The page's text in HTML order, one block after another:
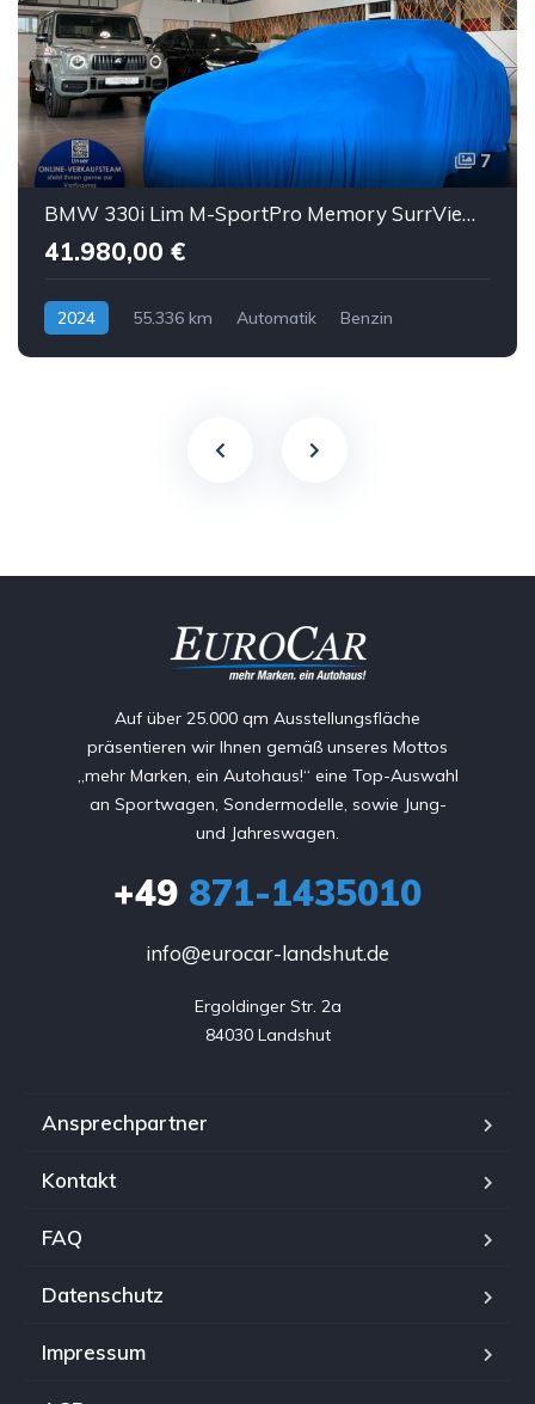
7
BMW 330i Lim M-SportPro Memory SurrView HUD eGSD ACC
41.980,00 €
2024 55.336 km Automatik Benzin
Auf über 25.000 qm Ausstellungsfläche
präsentieren wir Ihnen gemäß unseres Mottos
„mehr Marken, ein Autohaus!“ eine Top-Auswahl
an Sportwagen, Sondermodelle, sowie Jung-
und Jahreswagen.
+49 871-1435010
info@eurocar-landshut.de
Ergoldinger Str. 2a
84030 Landshut
Ansprechpartner
Kontakt
FAQ
Datenschutz
Impressum